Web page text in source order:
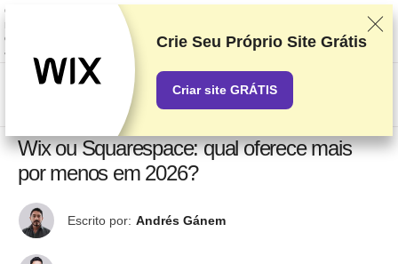
Classificamos os fornecedores com base em testes e pesquisas rigorosos,
mas também levamos em consideração seu feedback e nossos acordos
comerciais com provedores. Esta página contém links de
afiliados.
Divulgação de Publicidade
Wix ou Squarespace: qual oferece mais
por menos em 2026?
Escrito por: Andrés Gánem
Crie Seu Próprio Site Grátis
Criar site GRÁTIS